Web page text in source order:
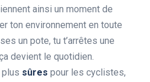
ainsi un moment de
ton environnement en toute
un pote, tu t’arrêtes une
devient le quotidien.
sûres pour les cyclistes,